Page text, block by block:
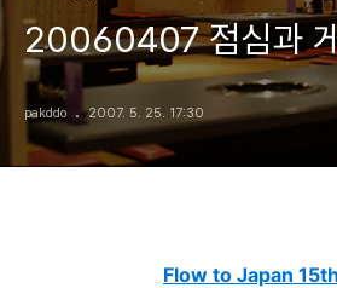
20060407 점심과
pakddo 2007. 5. 25. 17:30
Flow to Japan